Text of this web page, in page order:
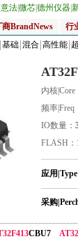
意法微芯德州仪器
商BrandNews 行
基础 混合 高性能
内核|Core
频率|Freq
IO数量：
FLASH：
应用|Type
采购
CBU7